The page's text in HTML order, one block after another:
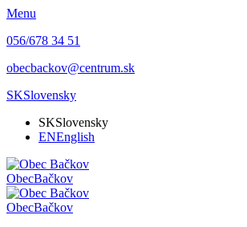
Menu
056/678 34 51
obecbackov@centrum.sk
SKSlovensky
SKSlovensky
ENEnglish
ObecBačkov
ObecBačkov